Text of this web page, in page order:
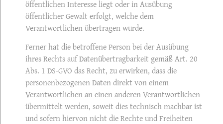
öffentlichen Interesse liegt oder in Ausübung
öffentlicher Gewalt erfolgt, welche dem
Verantwortlichen übertragen wurde.
Ferner hat die betroffene Person bei der Ausübung
ihres Rechts auf Datenübertragbarkeit gemäß Art. 20
Abs. 1 DS-GVO das Recht, zu erwirken, dass die
personenbezogenen Daten direkt von einem
Verantwortlichen an einen anderen Verantwortlichen
übermittelt werden, soweit dies technisch machbar ist
und sofern hiervon nicht die Rechte und Freiheiten